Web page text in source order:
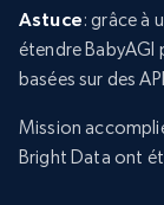
Astuce: grâce à
étendre BabyAGI
basées sur des
Mission
Bright Data ont